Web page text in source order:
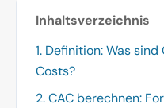
Inhaltsverzeichnis
1. Definition: Was
Costs?
2. CAC berechnen: